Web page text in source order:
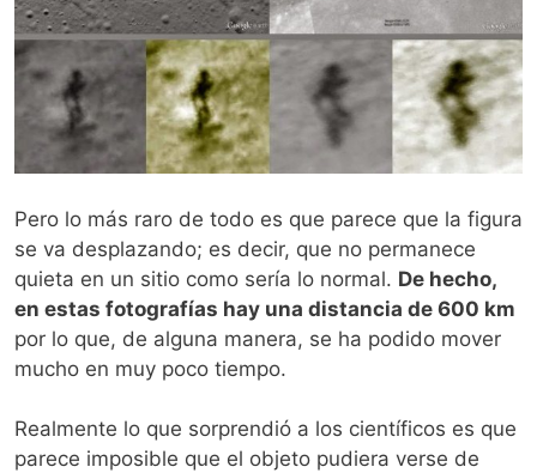
Pero lo más raro de todo es que parece que la figura
se va desplazando; es decir, que no permanece
quieta en un sitio como sería lo normal. De hecho,
en estas fotografías hay una distancia de 600 km
por lo que, de alguna manera, se ha podido mover
mucho en muy poco tiempo.
Realmente lo que sorprendió a los científicos es que
parece imposible que el objeto pudiera verse de